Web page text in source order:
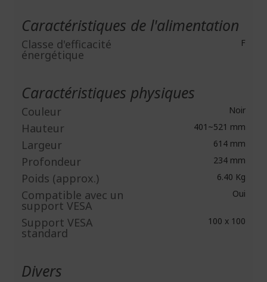
Caractéristiques de l'alimentation
Classe d'efficacité
énergétique
F
Caractéristiques physiques
Couleur Noir
Hauteur 401~521 mm
Largeur 614 mm
Profondeur 234 mm
Poids (approx.) 6.40 Kg
Compatible avec un
support VESA
Oui
Support VESA
standard
100 x 100
Divers